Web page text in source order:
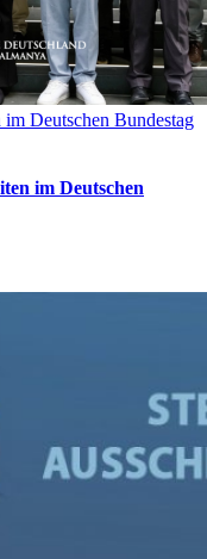
Deutschen Bundestag
im Deutschen